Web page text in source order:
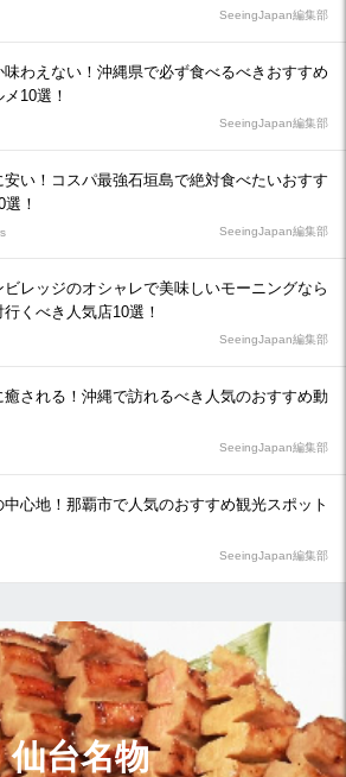
SeeingJapan編集部
味わえない！沖縄県で必ず食べるべきおすすめ
10選！
SeeingJapan編集部
安い！コスパ最強石垣島で絶対食べたいおすす
！
SeeingJapan編集部
ビレッジのオシャレで美味しいモーニングなら
くべき人気店10選！
SeeingJapan編集部
癒される！沖縄で訪れるべき人気のおすすめ動
SeeingJapan編集部
心地！那覇市で人気のおすすめ観光スポット
SeeingJapan編集部
仙台名物